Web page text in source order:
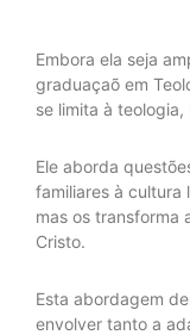
Embora ela seja
graduaçaõ em
se limita à
Ele aborda
familiares à cultura
mas os transforma
Cristo.
Esta abordagem
envolver tanto a